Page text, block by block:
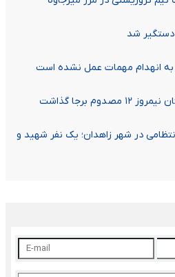
دستگیر شد
به انهدام مهمات عمل نشده است
در شهر زاهدان؛ یک نفر شهید و